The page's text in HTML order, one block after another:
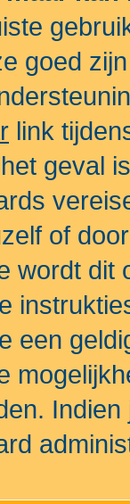
goed
link
geval
of
wordt dit
een